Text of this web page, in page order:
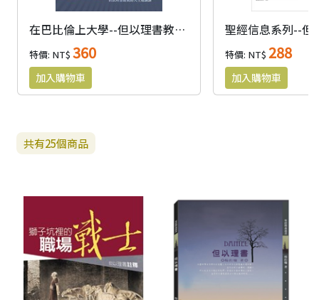
在巴比倫上大學--但以理書教我的人生通識課
特價: NT$360
聖經信息系列--但
特價: NT$288
共有25個商品